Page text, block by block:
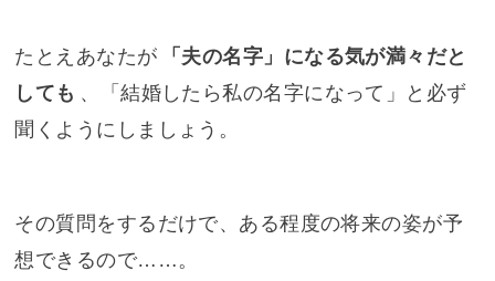
たとえあなたが
「夫の名字」になる気が満々だと
しても 、「結婚したら私の名字になって」と必ず
聞くようにしましょう。
その質問をするだけで、ある程度の将来の姿が予
想できるので……。